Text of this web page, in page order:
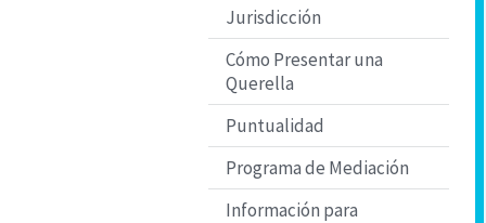
Jurisdicción
Cómo Presentar una
Querella
Puntualidad
Programa de Mediación
Información para